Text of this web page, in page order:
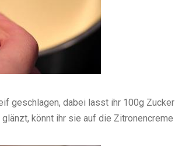
geschlagen, dabei lasst ihr 100g Zucker
könnt ihr sie auf die Zitronencreme